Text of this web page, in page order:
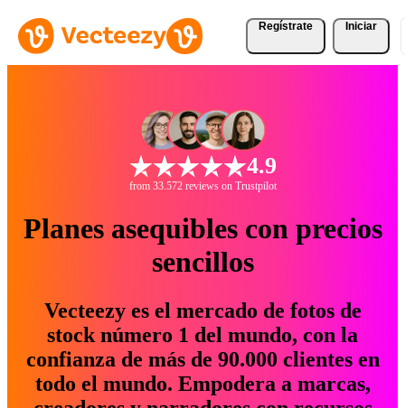
Regístrate Iniciar
4.9
from 33.572 reviews on Trustpilot
Planes asequibles con precios
sencillos
Vecteezy es el mercado de fotos de
stock número 1 del mundo, con la
confianza de más de 90.000 clientes en
todo el mundo. Empodera a marcas,